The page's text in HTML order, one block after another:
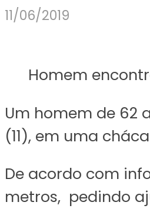
11/06/2019
Homem
Um homem de 62
(11), em uma
De acordo com
metros, pedindo